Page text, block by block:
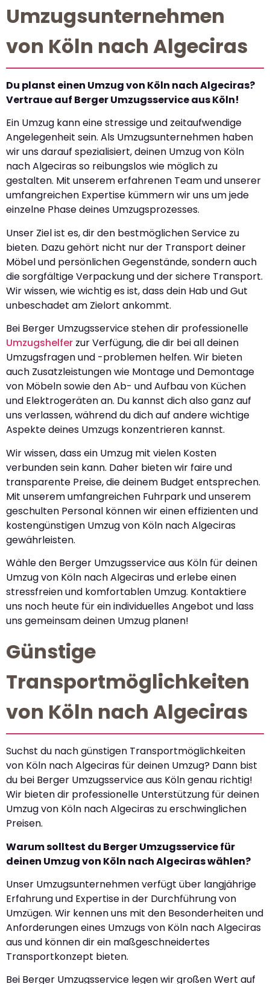
Umzugsunternehmen
von Köln nach Algeciras
Du planst einen Umzug von Köln nach Algeciras?
Vertraue auf Berger Umzugsservice aus Köln!
Ein Umzug kann eine stressige und zeitaufwendige
Angelegenheit sein. Als Umzugsunternehmen haben
wir uns darauf spezialisiert, deinen Umzug von Köln
nach Algeciras so reibungslos wie möglich zu
gestalten. Mit unserem erfahrenen Team und unserer
umfangreichen Expertise kümmern wir uns um jede
einzelne Phase deines Umzugsprozesses.
Unser Ziel ist es, dir den bestmöglichen Service zu
bieten. Dazu gehört nicht nur der Transport deiner
Möbel und persönlichen Gegenstände, sondern auch
die sorgfältige Verpackung und der sichere Transport.
Wir wissen, wie wichtig es ist, dass dein Hab und Gut
unbeschadet am Zielort ankommt.
Bei Berger Umzugsservice stehen dir professionelle
Umzugshelfer zur Verfügung, die dir bei all deinen
Umzugsfragen und -problemen helfen. Wir bieten
auch Zusatzleistungen wie Montage und Demontage
von Möbeln sowie den Ab- und Aufbau von Küchen
und Elektrogeräten an. Du kannst dich also ganz auf
uns verlassen, während du dich auf andere wichtige
Aspekte deines Umzugs konzentrieren kannst.
Wir wissen, dass ein Umzug mit vielen Kosten
verbunden sein kann. Daher bieten wir faire und
transparente Preise, die deinem Budget entsprechen.
Mit unserem umfangreichen Fuhrpark und unserem
geschulten Personal können wir einen effizienten und
kostengünstigen Umzug von Köln nach Algeciras
gewährleisten.
Wähle den Berger Umzugsservice aus Köln für deinen
Umzug von Köln nach Algeciras und erlebe einen
stressfreien und komfortablen Umzug. Kontaktiere
uns noch heute für ein individuelles Angebot und lass
uns gemeinsam deinen Umzug planen!
Günstige
Transportmöglichkeiten
von Köln nach Algeciras
Suchst du nach günstigen Transportmöglichkeiten
von Köln nach Algeciras für deinen Umzug? Dann bist
du bei Berger Umzugsservice aus Köln genau richtig!
Wir bieten dir professionelle Unterstützung für deinen
Umzug von Köln nach Algeciras zu erschwinglichen
Preisen.
Warum solltest du Berger Umzugsservice für
deinen Umzug von Köln nach Algeciras wählen?
Unser Umzugsunternehmen verfügt über langjährige
Erfahrung und Expertise in der Durchführung von
Umzügen. Wir kennen uns mit den Besonderheiten und
Anforderungen eines Umzugs von Köln nach Algeciras
aus und können dir ein maßgeschneidertes
Transportkonzept bieten.
Bei Berger Umzugsservice legen wir großen Wert auf